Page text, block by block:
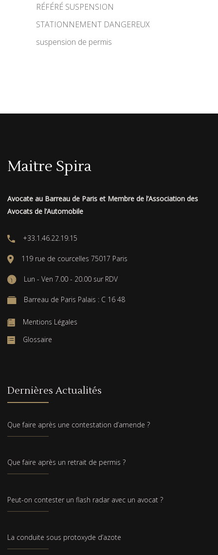
RÉFÉRÉ SUSPENSION
STATIONNEMENT DANGEREUX
suspension de permis
Maitre Spira
Avocate au Barreau de Paris et Membre de l’Association des
Avocats de l’Automobile
+33.1.46.22.19.15
119 rue de courcelles 75017 Paris
Lun - Ven 7.00 - 20.00 sur RDV
Barreau de Paris Palais : C 16 48
Mentions Légales
Glossaire
Dernières Actualités
Que faire après une contestation d’amende ?
Que faire après un retrait de permis ?
Peut-on contester un flash radar avec un avocat ?
La conduite sous protoxyde d’azote